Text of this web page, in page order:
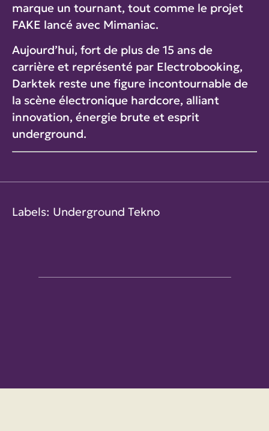
marque un tournant, tout comme le projet
FAKE lancé avec Mimaniac.
Aujourd’hui, fort de plus de 15 ans de
carrière et représenté par Electrobooking,
Darktek reste une figure incontournable de
la scène électronique hardcore, alliant
innovation, énergie brute et esprit
underground.
Labels: Underground Tekno